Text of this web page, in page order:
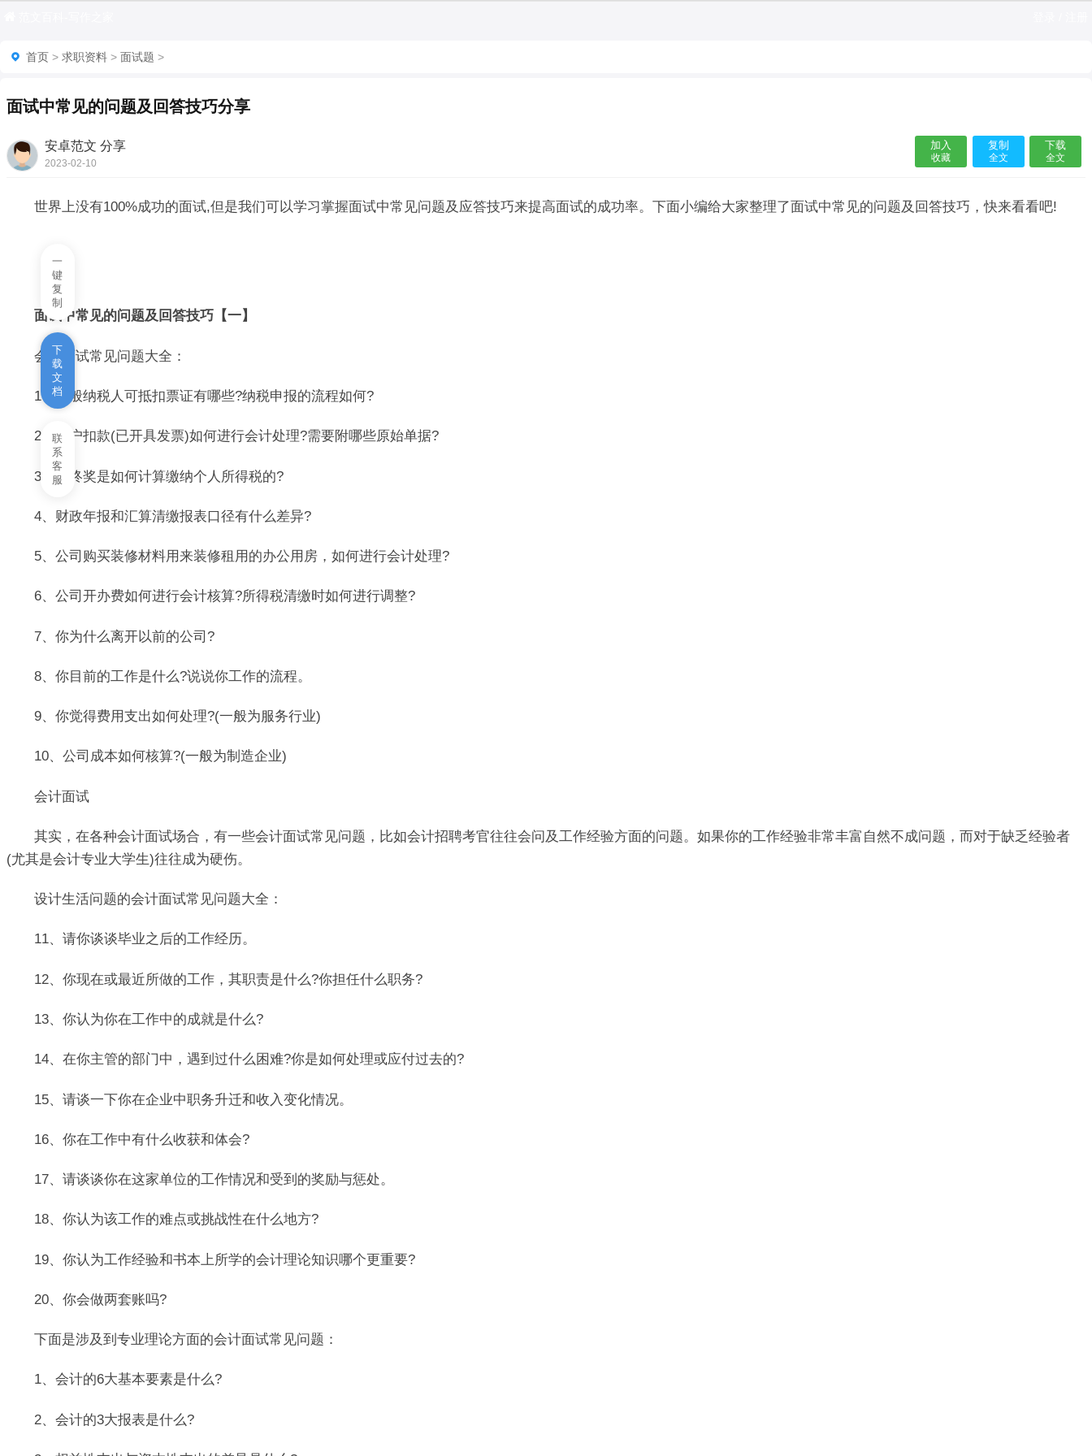
首页 > 求职资料 > 面试题 >
面试中常见的问题及回答技巧分享
安卓范文 分享
2023-02-10
加入
收藏
复制
全文
下载
全文
世界上没有100%成功的面试,但是我们可以学习掌握面试中常见问题及应答技巧来提高面试的成功率。下面小编给大家整理了面试中常见的问题及回答技巧，快来看看吧!
面试中常见的问题及回答技巧【一】
会计面试常见问题大全：
1、一般纳税人可抵扣票证有哪些?纳税申报的流程如何?
2、客户扣款(已开具发票)如何进行会计处理?需要附哪些原始单据?
3、年终奖是如何计算缴纳个人所得税的?
4、财政年报和汇算清缴报表口径有什么差异?
5、公司购买装修材料用来装修租用的办公用房，如何进行会计处理?
6、公司开办费如何进行会计核算?所得税清缴时如何进行调整?
7、你为什么离开以前的公司?
8、你目前的工作是什么?说说你工作的流程。
9、你觉得费用支出如何处理?(一般为服务行业)
10、公司成本如何核算?(一般为制造企业)
会计面试
其实，在各种会计面试场合，有一些会计面试常见问题，比如会计招聘考官往往会问及工作经验方面的问题。如果你的工作经验非常丰富自然不成问题，而对于缺乏经验者
(尤其是会计专业大学生)往往成为硬伤。
设计生活问题的会计面试常见问题大全：
11、请你谈谈毕业之后的工作经历。
12、你现在或最近所做的工作，其职责是什么?你担任什么职务?
13、你认为你在工作中的成就是什么?
14、在你主管的部门中，遇到过什么困难?你是如何处理或应付过去的?
15、请谈一下你在企业中职务升迁和收入变化情况。
16、你在工作中有什么收获和体会?
17、请谈谈你在这家单位的工作情况和受到的奖励与惩处。
18、你认为该工作的难点或挑战性在什么地方?
19、你认为工作经验和书本上所学的会计理论知识哪个更重要?
20、你会做两套账吗?
下面是涉及到专业理论方面的会计面试常见问题：
1、会计的6大基本要素是什么?
2、会计的3大报表是什么?
一
键
复
制
下
载
文
档
联
系
客
服